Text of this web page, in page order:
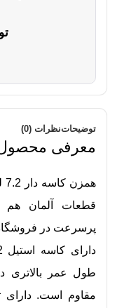
توضیحاتنظرات (0)
معرفی
همزن
قطعات آلمان هم
پرسرعت در
طول عمر بالاتری